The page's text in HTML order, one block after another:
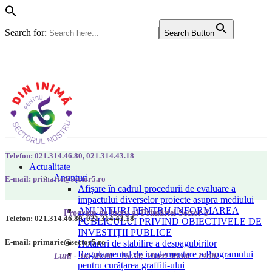
Search for: Search Button
Actualitate
Anunțuri
Afișare în cadrul procedurii de evaluare a
impactului diverselor proiecte asupra mediului
ANUNȚURI PENTRU INFORMAREA
PUBLICULUI PRIVIND OBIECTIVELE DE
INVESTIȚII PUBLICE
Hotarari de stabilire a despagubirilor
Regulamentul de implementare a Programului
pentru curățarea graffiti-ului
Telefon: 021.314.46.80, 021.314.43.18
E-mail: primarie@sector5.ro
Program de lucru al Primăriei Sector 5
Luni - Joi 08:00 - 16:30; Vineri 08:00 - 14:00
Telefon: 021.314.46.80, 021.314.43.18
E-mail: primarie@sector5.ro